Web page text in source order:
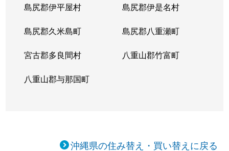
島尻郡伊平屋村 島尻郡伊是名村
島尻郡久米島町 島尻郡八重瀬町
宮古郡多良間村 八重山郡竹富町
八重山郡与那国町
沖縄県の住み替え・買い替えに戻る